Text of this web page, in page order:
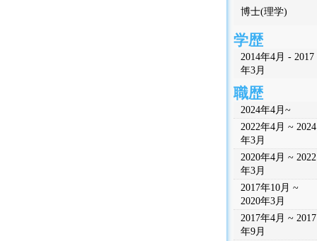
博士(理学)
学歴
2014年4月 - 2017
年3月
職歴
2024年4月~
2022年4月 ~ 2024
年3月
2020年4月 ~ 2022
年3月
2017年10月 ~
2020年3月
2017年4月 ~ 2017
年9月